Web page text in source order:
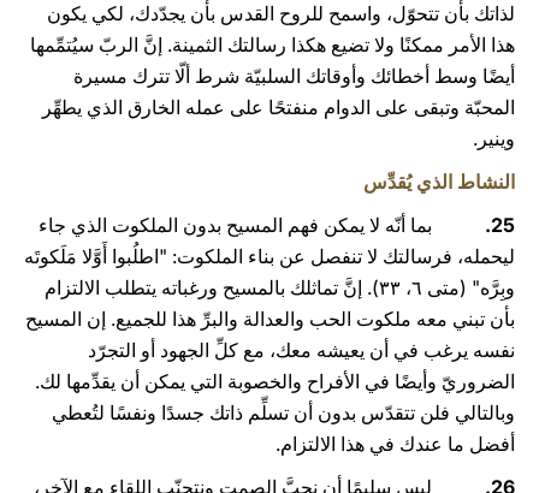
لذاتك بأن تتحوّل، واسمح للروح القدس بأن يجدّدك، لكي يكون
هذا الأمر ممكنًا ولا تضيع هكذا رسالتك الثمينة. إنَّ الربّ سيُتمِّمها
أيضًا وسط أخطائك وأوقاتك السلبيّة شرط ألّا تترك مسيرة
المحبّة وتبقى على الدوام منفتحًا على عمله الخارق الذي يطهِّر
وينير.
النشاط الذي يُقدِّس
25.
بما أنّه لا يمكن فهم المسيح بدون الملكوت الذي جاء
ليحمله، فرسالتك لا تنفصل عن بناء الملكوت: "اطلُبوا أَوَّلا مَلَكوتَه
وبِرَّه" (متى ٦، ۳۳). إنَّ تماثلك بالمسيح ورغباته يتطلب الالتزام
بأن تبني معه ملكوت الحب والعدالة والبرِّ هذا للجميع. إن المسيح
نفسه يرغب في أن يعيشه معك، مع كلِّ الجهود أو التجرّد
الضروريّ وأيضًا في الأفراح والخصوبة التي يمكن أن يقدِّمها لك.
وبالتالي فلن تتقدّس بدون أن تسلِّم ذاتك جسدًا ونفسًا لتُعطي
أفضل ما عندك في هذا الالتزام.
26.
ليس سليمًا أن نحبَّ الصمت ونتجنّب اللقاء مع الآخر،